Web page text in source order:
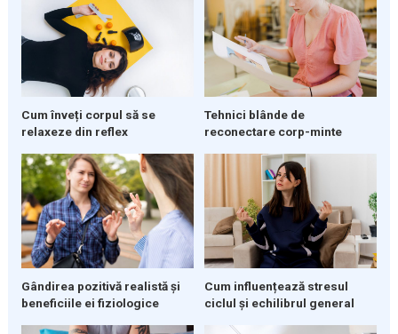
Cum înveți corpul să se
relaxeze din reflex
Tehnici blânde de
reconectare corp-minte
Gândirea pozitivă realistă și
beneficiile ei fiziologice
Cum influențează stresul
ciclul și echilibrul general